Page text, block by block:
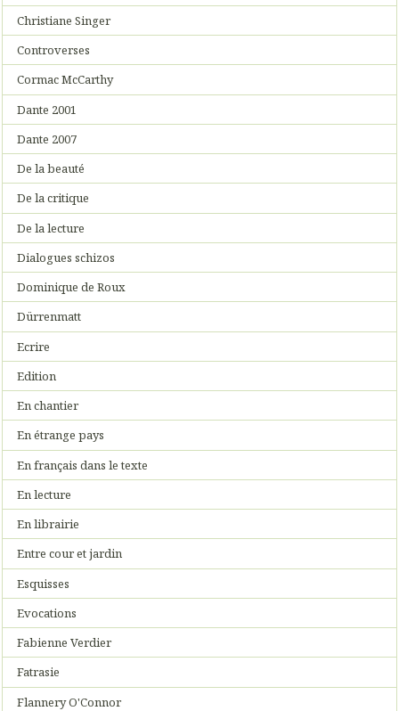
Christiane Singer
Controverses
Cormac McCarthy
Dante 2001
Dante 2007
De la beauté
De la critique
De la lecture
Dialogues schizos
Dominique de Roux
Dürrenmatt
Ecrire
Edition
En chantier
En étrange pays
En français dans le texte
En lecture
En librairie
Entre cour et jardin
Esquisses
Evocations
Fabienne Verdier
Fatrasie
Flannery O'Connor